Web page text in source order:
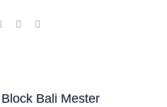
Bali Mester